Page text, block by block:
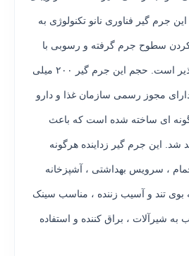
جرم گیر فناوری نانو تکنولوژی به
سطوح جرم گرفته و رسوبی با
نانو استار به راحتی امکان پذیر است. حجم این جرم گیر ۲۰۰ میلی
مجوز رسمی سازمان غذا و دارو
ای ساخته شده است که باعث
شد. این جرم گیر زداینده هرگونه
، سرویس بهداشتی ، آشپزخانه
تند و آسیب زننده ، مناسب سینک
به شیرآلات ، براق کننده و استفاده